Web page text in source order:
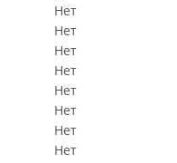
Нет
Нет
Нет
Нет
Нет
Нет
Нет
Нет